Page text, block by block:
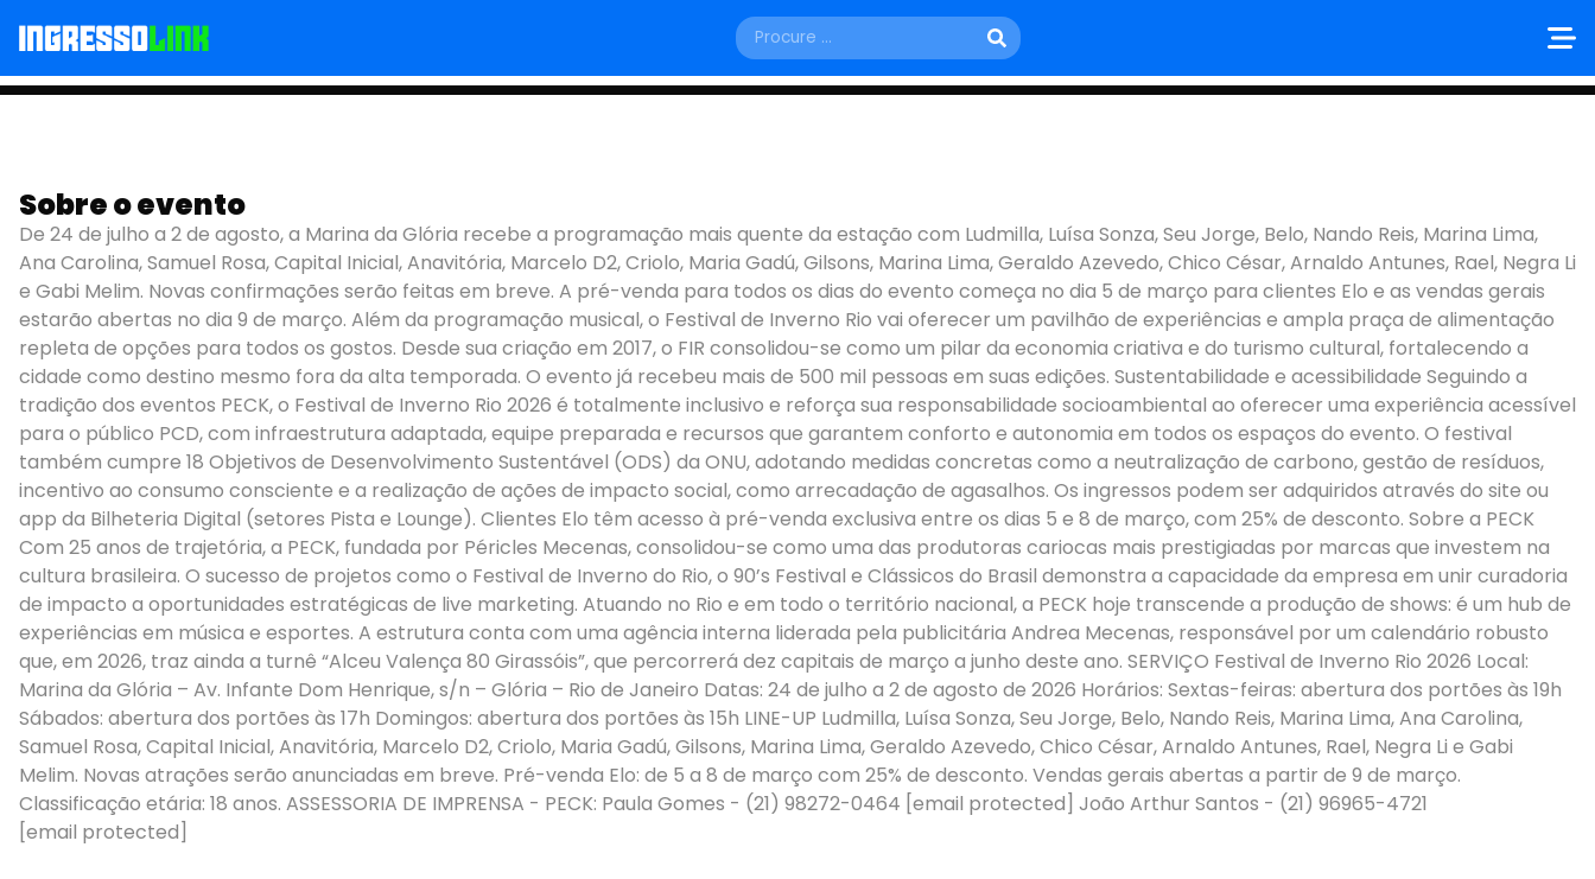
FESTIVAL DE INVERNO RIO 2026 I CAPITAL INICIAL + IRA + CHARLIE
BROWN JR
Rio de Janeiro - RJ
Sobre o evento
De 24 de julho a 2 de agosto, a Marina da Glória recebe a programação mais quente da estação com Ludmilla, Luísa Sonza, Seu Jorge, Belo, Nando Reis, Marina Lima,
Ana Carolina, Samuel Rosa, Capital Inicial, Anavitória, Marcelo D2, Criolo, Maria Gadú, Gilsons, Marina Lima, Geraldo Azevedo, Chico César, Arnaldo Antunes, Rael, Negra Li
e Gabi Melim. Novas confirmações serão feitas em breve. A pré-venda para todos os dias do evento começa no dia 5 de março para clientes Elo e as vendas gerais
estarão abertas no dia 9 de março. Além da programação musical, o Festival de Inverno Rio vai oferecer um pavilhão de experiências e ampla praça de alimentação
repleta de opções para todos os gostos. Desde sua criação em 2017, o FIR consolidou-se como um pilar da economia criativa e do turismo cultural, fortalecendo a
cidade como destino mesmo fora da alta temporada. O evento já recebeu mais de 500 mil pessoas em suas edições. Sustentabilidade e acessibilidade Seguindo a
tradição dos eventos PECK, o Festival de Inverno Rio 2026 é totalmente inclusivo e reforça sua responsabilidade socioambiental ao oferecer uma experiência acessível
para o público PCD, com infraestrutura adaptada, equipe preparada e recursos que garantem conforto e autonomia em todos os espaços do evento. O festival
também cumpre 18 Objetivos de Desenvolvimento Sustentável (ODS) da ONU, adotando medidas concretas como a neutralização de carbono, gestão de resíduos,
incentivo ao consumo consciente e a realização de ações de impacto social, como arrecadação de agasalhos. Os ingressos podem ser adquiridos através do site ou
app da Bilheteria Digital (setores Pista e Lounge). Clientes Elo têm acesso à pré-venda exclusiva entre os dias 5 e 8 de março, com 25% de desconto. Sobre a PECK
Com 25 anos de trajetória, a PECK, fundada por Péricles Mecenas, consolidou-se como uma das produtoras cariocas mais prestigiadas por marcas que investem na
cultura brasileira. O sucesso de projetos como o Festival de Inverno do Rio, o 90’s Festival e Clássicos do Brasil demonstra a capacidade da empresa em unir curadoria
de impacto a oportunidades estratégicas de live marketing. Atuando no Rio e em todo o território nacional, a PECK hoje transcende a produção de shows: é um hub de
experiências em música e esportes. A estrutura conta com uma agência interna liderada pela publicitária Andrea Mecenas, responsável por um calendário robusto
que, em 2026, traz ainda a turnê “Alceu Valença 80 Girassóis”, que percorrerá dez capitais de março a junho deste ano. SERVIÇO Festival de Inverno Rio 2026 Local:
Marina da Glória – Av. Infante Dom Henrique, s/n – Glória – Rio de Janeiro Datas: 24 de julho a 2 de agosto de 2026 Horários: Sextas-feiras: abertura dos portões às 19h
Sábados: abertura dos portões às 17h Domingos: abertura dos portões às 15h LINE-UP Ludmilla, Luísa Sonza, Seu Jorge, Belo, Nando Reis, Marina Lima, Ana Carolina,
Samuel Rosa, Capital Inicial, Anavitória, Marcelo D2, Criolo, Maria Gadú, Gilsons, Marina Lima, Geraldo Azevedo, Chico César, Arnaldo Antunes, Rael, Negra Li e Gabi
Melim. Novas atrações serão anunciadas em breve. Pré-venda Elo: de 5 a 8 de março com 25% de desconto. Vendas gerais abertas a partir de 9 de março.
Classificação etária: 18 anos. ASSESSORIA DE IMPRENSA - PECK: Paula Gomes - (21) 98272-0464 [email protected] João Arthur Santos - (21) 96965-4721
[email protected]